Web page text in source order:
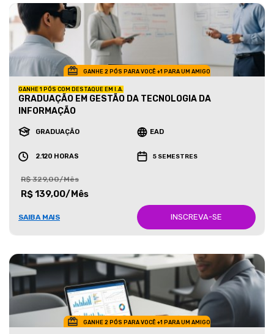
GANHE 2 PÓS PARA VOCÊ +1 PARA UM AMIGO
GANHE 1 PÓS COM DESTAQUE EM I.A.
GRADUAÇÃO EM GESTÃO DA TECNOLOGIA DA
INFORMAÇÃO
GRADUAÇÃO EAD
2.120 HORAS 5 SEMESTRES
R$ 329,00/Mês
R$ 139,00/Mês
SAIBA MAIS INSCREVA-SE
GANHE 2 PÓS PARA VOCÊ +1 PARA UM AMIGO